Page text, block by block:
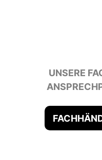
UNSERE